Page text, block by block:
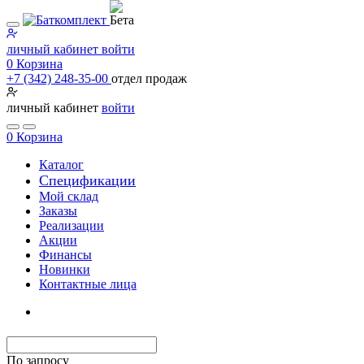
личный кабинет войти
0 Корзина
+7 (342) 248-35-00 отдел продаж
личный кабинет войти
0 Корзина
Каталог
Специфи­кации
Мой склад
Заказы
Реализации
Акции
Финансы
Новинки
Контактные лица
По запросу